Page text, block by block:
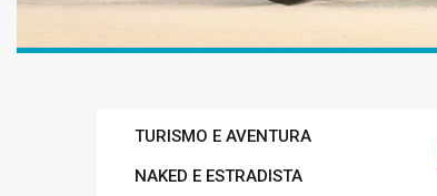
TURISMO E AVENTURA
NAKED E ESTRADISTA